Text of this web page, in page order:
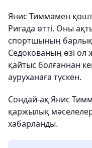
Янис Тиммамен
Ригада өтті. Оны
спортшының барлық
Седокованың өзі ол
қайтыс болғаннан
ауруханаға түскен.
Сондай-ақ Янис
қаржылық
хабарланды.